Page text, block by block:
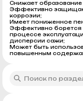
Снижает образование
Эффективно
коррозии;
Имеет пониженное
Эффективно борется
процессе
дисперcии сажи;
Может быть
повышенным